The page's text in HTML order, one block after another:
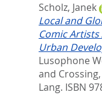
Scholz, Janek
Local and
Comic
Urban
Lusophone
and Crossing,
Lang. ISBN